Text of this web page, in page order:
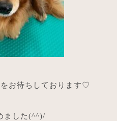
をお待ちしております♡
ました(^^)/